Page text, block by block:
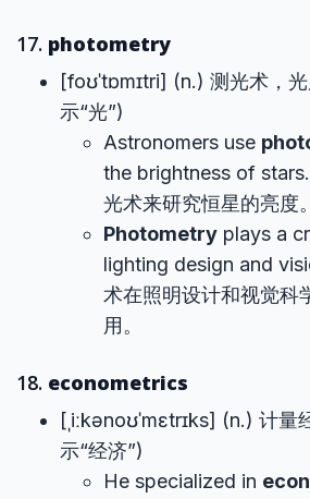
17. photometry
[foʊˈtɒmɪtri] (n.) 测光术，
示“光”)
Astronomers use
the brightness of
光术来研究恒星的亮度。
Photometry plays a
lighting design and
术在照明设计和视觉科
用。
18. econometrics
[ˌiːkənoʊˈmɛtrɪks] (n.) 计
示“经济”)
He specialized in